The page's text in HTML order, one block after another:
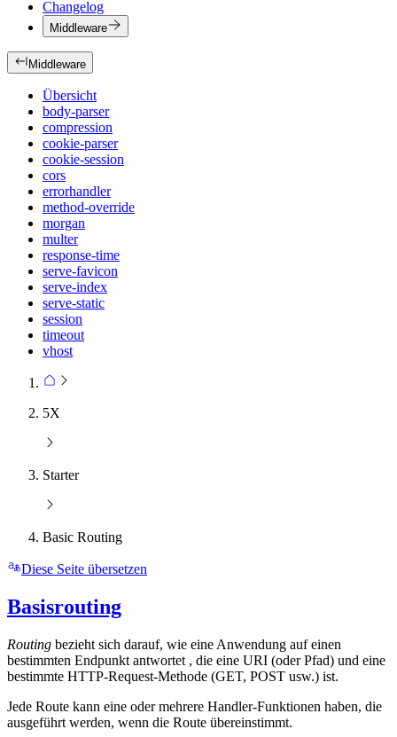
Changelog
Middleware
Middleware
Übersicht
body-parser
compression
cookie-parser
cookie-session
cors
errorhandler
method-override
morgan
multer
response-time
serve-favicon
serve-index
serve-static
session
timeout
vhost
5X
Starter
Basic Routing
Diese Seite übersetzen
Basisrouting
Routing bezieht sich darauf, wie eine Anwendung auf einen
bestimmten Endpunkt antwortet , die eine URI (oder Pfad) und eine
bestimmte HTTP-Request-Methode (GET, POST usw.) ist.
Jede Route kann eine oder mehrere Handler-Funktionen haben, die
ausgeführt werden, wenn die Route übereinstimmt.